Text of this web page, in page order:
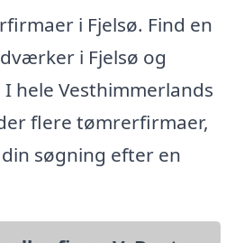
i Fjelsø. Find en
i Fjelsø og
hele Vesthimmerlands
flere tømrerfirmaer,
søgning efter en